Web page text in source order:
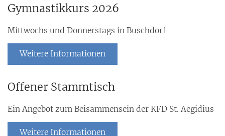
Gymnastikkurs 2026
Mittwochs und Donnerstags in Buschdorf
Weitere Informationen
Offener Stammtisch
Ein Angebot zum Beisammensein der KFD St. Aegidius
Weitere Informationen